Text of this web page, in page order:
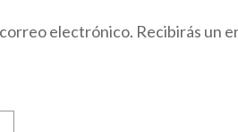
electrónico. Recibirás un